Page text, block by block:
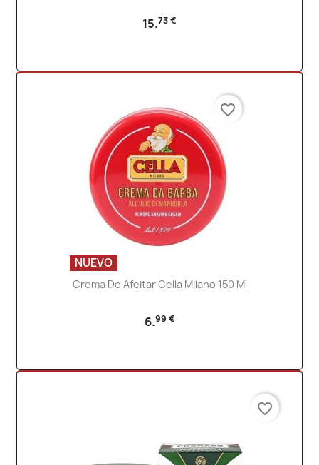
15.73 €
Crema De Afeitar Cella Milano 150 Ml
6.99 €
NUEVO
favorite_border
favorite_border